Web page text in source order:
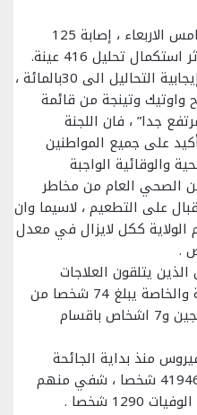
سجلت الجهة الصحية ببنزرت يوم امس الاربعاء ، إصابة 125
تحليل 416 عينة.
و مع تراجع المؤشر العام لنسبة إيجابية التحاليل الى 30بالمائة ،
واوتيك وتينجة من قائمة
جدا” ، فان اللجنة
على جميع المواطنين
والوقائية الواجبة
الصحي العام من مخاطر
على التطعيم ، لاسيما وان
ككل لايزال في معدل
يتلقون العلاجات
بالفضاءات الاستشفائية العمومية والخاصة يبلغ 74 شخصا من
بينهم 67 شخصا باقسام الاوكسيجين و7 اشخاص باقسام
منذ بداية الجائحة
بالجهة بلغ الى حدود يوم امس 41946 شخصا ، شفي منهم